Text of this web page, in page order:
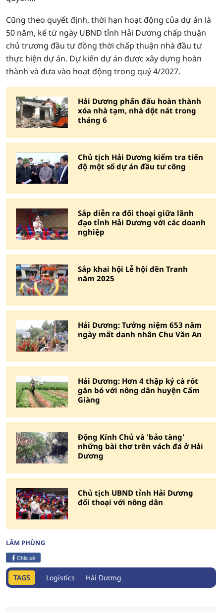
Cũng theo quyết định, thời hạn hoạt động của dự án là
50 năm, kể từ ngày UBND tỉnh Hải Dương chấp thuận
chủ trương đầu tư đồng thời chấp thuận nhà đầu tư
thực hiện dự án. Dự kiến dự án được xây dựng hoàn
thành và đưa vào hoạt động trong quý 4/2027.
Hải Dương phấn đấu hoàn thành
xóa nhà tạm, nhà dột nát trong
tháng 6
Chủ tịch Hải Dương kiểm tra tiến
độ một số dự án đầu tư công
Sắp diễn ra đối thoại giữa lãnh
đạo tỉnh Hải Dương với các doanh
nghiệp
Sắp khai hội Lễ hội đền Tranh
năm 2025
Hải Dương: Tưởng niệm 653 năm
ngày mất danh nhân Chu Văn An
Hải Dương: Hơn 4 thập kỷ cà rốt
gắn bó với nông dân huyện Cẩm
Giàng
Động Kính Chủ và 'bảo tàng'
những bài thơ trên vách đá ở Hải
Dương
Chủ tịch UBND tỉnh Hải Dương
đối thoại với nông dân
LÂM PHÙNG
Chia sẻ
TAGS Logistics Hải Dương